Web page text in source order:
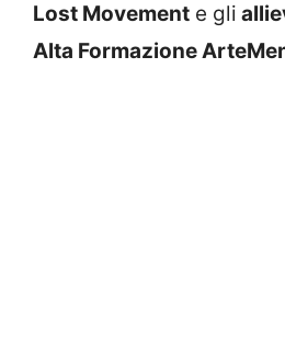
Lost Movement e gli
Alta Formazione